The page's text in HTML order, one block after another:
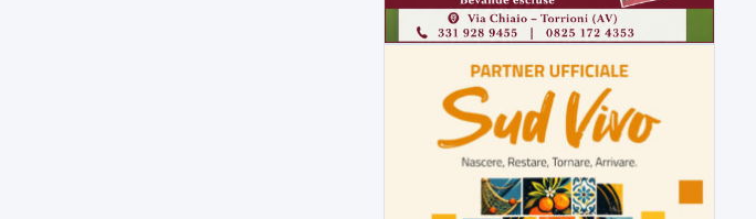
ULTIMI VIDEO